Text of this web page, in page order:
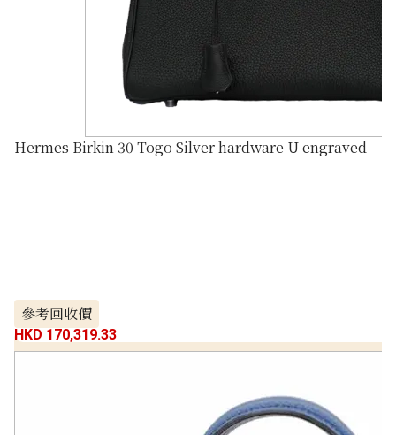
Hermes Birkin 30 Togo Silver hardware U engraved
參考回收價
HKD 170,319.33